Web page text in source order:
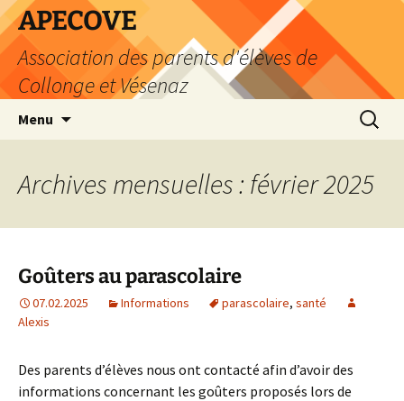
Aller
au
contenu
APECOVE
Association des parents d'élèves de
Collonge et Vésenaz
Menu
Archives mensuelles : février 2025
Goûters au parascolaire
07.02.2025 Informations parascolaire, santé
Alexis
Des parents d’élèves nous ont contacté afin d’avoir des
informations concernant les goûters proposés lors de